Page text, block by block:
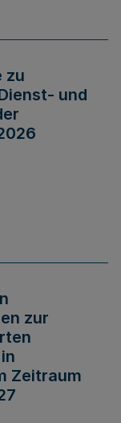
zu
und
zur
Zeitraum